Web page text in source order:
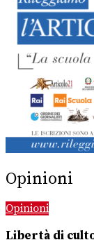
Opinioni
Opinioni
Libertà di